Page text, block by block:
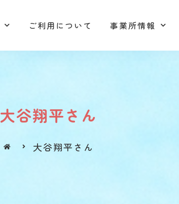
ご利用について 事業所情報
ご利用について 事業所情報
大谷翔平さん
大谷翔平さん